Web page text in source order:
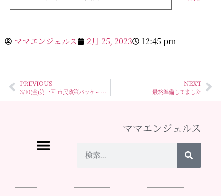
ママエンジェルス 2月 25, 2023 12:45 pm
PREVIOUS
3/10(金)第一回 市民政策パッケージ〜オーガニック給食編〜関係者 市民向け説明会
NEXT
最終準備してました
ママエンジェルス